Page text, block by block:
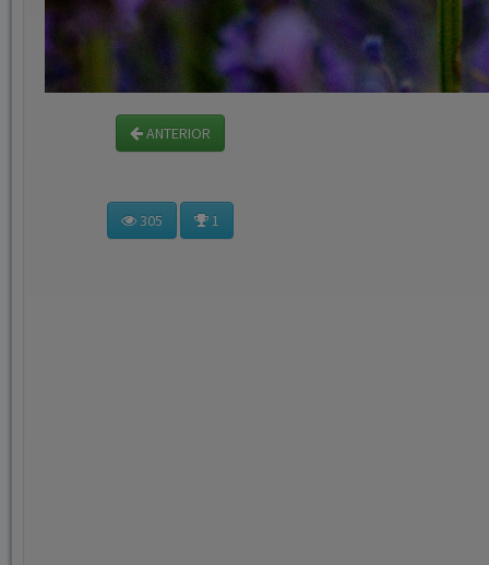
ANTERIOR
305 1